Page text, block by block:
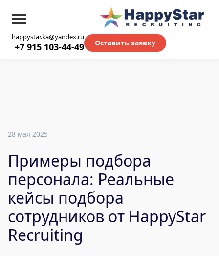
28 мая 2025
Примеры подбора
персонала: Реальные
кейсы подбора
сотрудников от HappyStar
Recruiting
happystar.ka@yandex.ru
+7 915 103-44-49 Оставить заявку